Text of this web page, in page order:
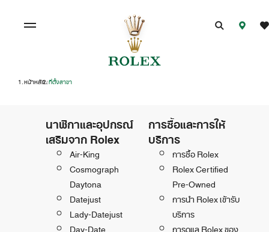
หน้าหลัก/ที่ตั้งสาขา
นาฬิกาและอุปกรณ์
เสริมจาก Rolex
Air-King
Cosmograph
Daytona
Datejust
Lady-Datejust
Day-Date
การซื้อและการให้
บริการ
การซื้อ Rolex
Rolex Certified
Pre-Owned
การนำ Rolex เข้ารับ
บริการ
การดูแล Rolex ของ